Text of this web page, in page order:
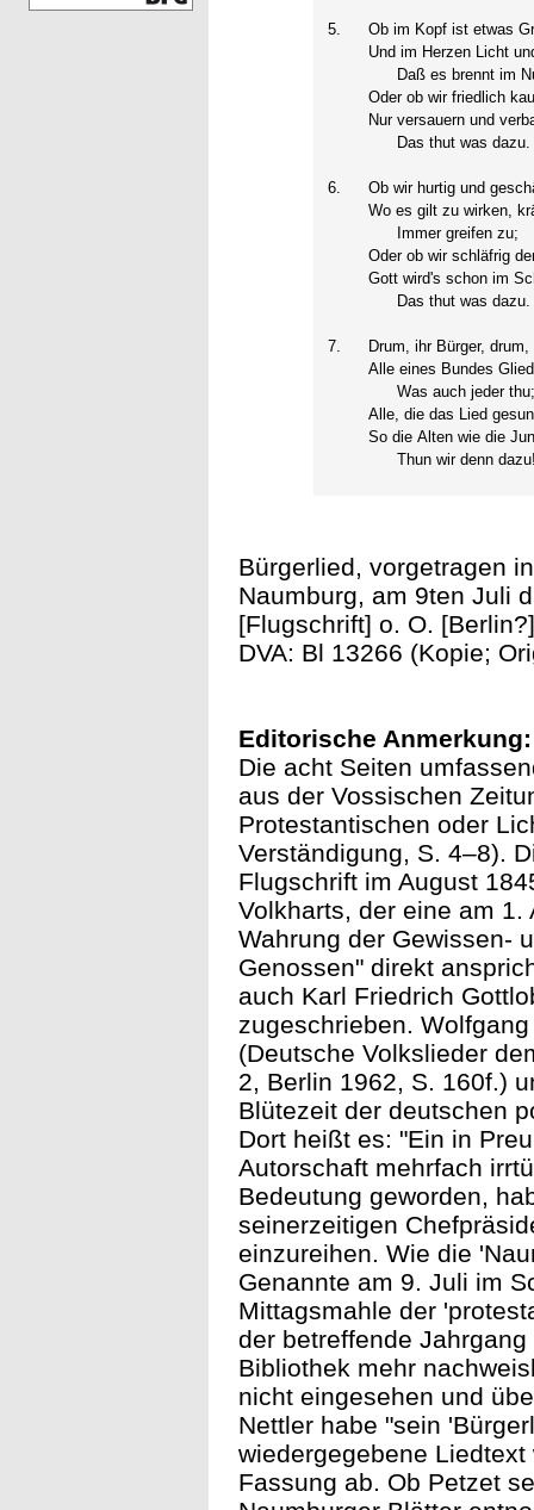
5.
Ob im Kopf ist etwas
Und im Herzen Licht
Daß es brennt im
Oder ob wir friedlich
Nur versauern und
Das thut was dazu.
6.
Ob wir hurtig und
Wo es gilt zu wirken,
Immer greifen zu;
Oder ob wir schläfrig
Gott wird's schon im
Das thut was dazu.
7.
Drum, ihr Bürger,
Alle eines Bundes
Was auch jeder
Alle, die das Lied
So die Alten wie die
Thun wir denn
Bürgerlied, vorgetragen
Naumburg, am 9ten Juli
[Flugschrift] o. O.
DVA: Bl 13266 (Kopie;
Editorische Anmerkung:
Die acht Seiten
aus der Vossischen
Protestantischen oder
Verständigung, S. 4–8).
Flugschrift im August
Volkharts, der eine am
Wahrung der Gewissen-
Genossen" direkt
auch Karl Friedrich
zugeschrieben.
(Deutsche Volkslieder
2, Berlin 1962, S. 160f.)
Blütezeit der deutschen
Dort heißt es: "Ein in
Autorschaft mehrfach
Bedeutung geworden,
seinerzeitigen
einzureihen. Wie die
Genannte am 9. Juli im
Mittagsmahle der
der betreffende
Bibliothek mehr
nicht eingesehen und
Nettler habe "sein
wiedergegebene
Fassung ab. Ob Petzet